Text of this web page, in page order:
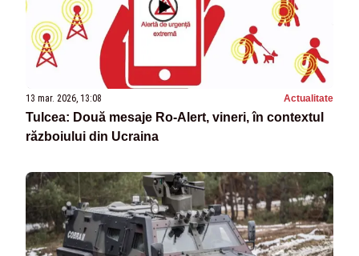
13 mar. 2026, 13:08 Actualitate
Tulcea: Două mesaje Ro-Alert, vineri, în contextul
războiului din Ucraina